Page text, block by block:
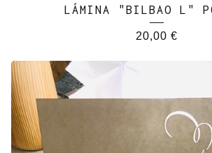
LÁMINA "BILBAO L"
20,00 €